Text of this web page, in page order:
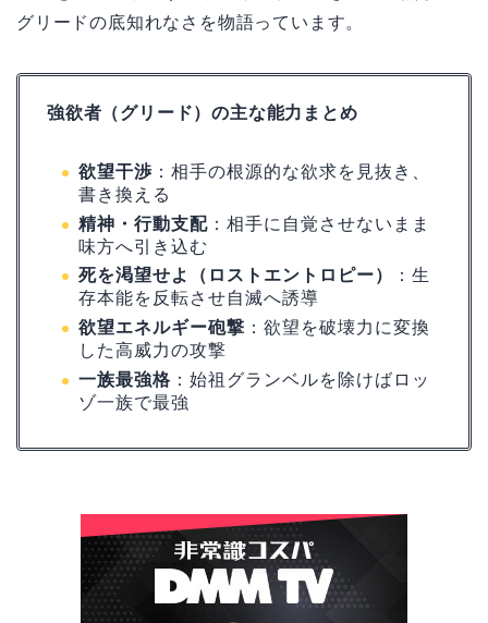
グリードの底知れなさを物語っています。
強欲者（グリード）の主な能力まとめ
欲望干渉 ：相手の根源的な欲求を見抜き、
書き換える
精神・行動支配 ：相手に自覚させないまま
味方へ引き込む
死を渇望せよ（ロストエントロピー）
：生
存本能を反転させ自滅へ誘導
欲望エネルギー砲撃 ：欲望を破壊力に変換
した高威力の攻撃
一族最強格 ：始祖グランベルを除けばロッ
ゾ一族で最強